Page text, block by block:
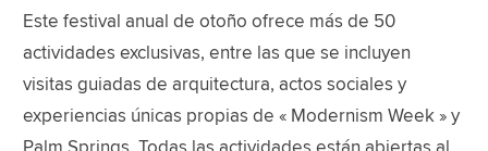
Este festival anual de otoño ofrece más de 50
actividades exclusivas, entre las que se incluyen
visitas guiadas de arquitectura, actos sociales y
experiencias únicas propias de « Modernism Week » y